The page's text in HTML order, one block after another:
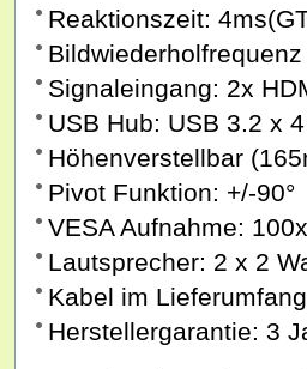
Reaktionszeit:
Signaleingang: 2x
USB Hub: USB 3.2 x
Höhenverstellbar
Pivot Funktion: +/-90°
VESA Aufnahme:
Lautsprecher: 2 x 2
Kabel im
Herstellergarantie: 3